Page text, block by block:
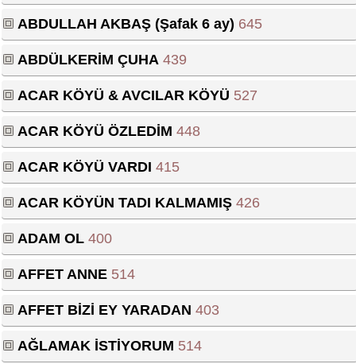
ABDULLAH AKBAŞ (Şafak 6 ay) 645
ABDÜLKERİM ÇUHA 439
ACAR KÖYÜ & AVCILAR KÖYÜ 527
ACAR KÖYÜ ÖZLEDİM 448
ACAR KÖYÜ VARDI 415
ACAR KÖYÜN TADI KALMAMIŞ 426
ADAM OL 400
AFFET ANNE 514
AFFET BİZİ EY YARADAN 403
AĞLAMAK İSTİYORUM 514